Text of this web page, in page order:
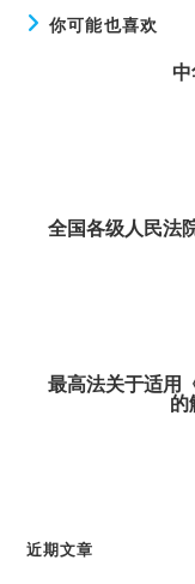
你可能也喜欢
全国各级人民法
最高法关于适用
的
近期文章